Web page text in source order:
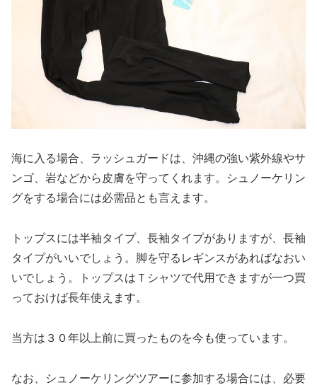
海に入る場合、ラッシュガードは、沖縄の強い紫外線やサ
ンゴ、岩などから皮膚を守ってくれます。シュノーケリン
グをする場合には必需品とも言えます。
トップスには半袖タイプ、長袖タイプがありますが、長袖
タイプがいいでしょう。脚を守るレギンスがあればなおい
いでしょう。トップスはＴシャツで代用できますが一つ買
っておけば長年使えます。
当方は３０年以上前に買ったものを今も使っています。
なお、シュノーケリングツアーに参加する場合には、必要